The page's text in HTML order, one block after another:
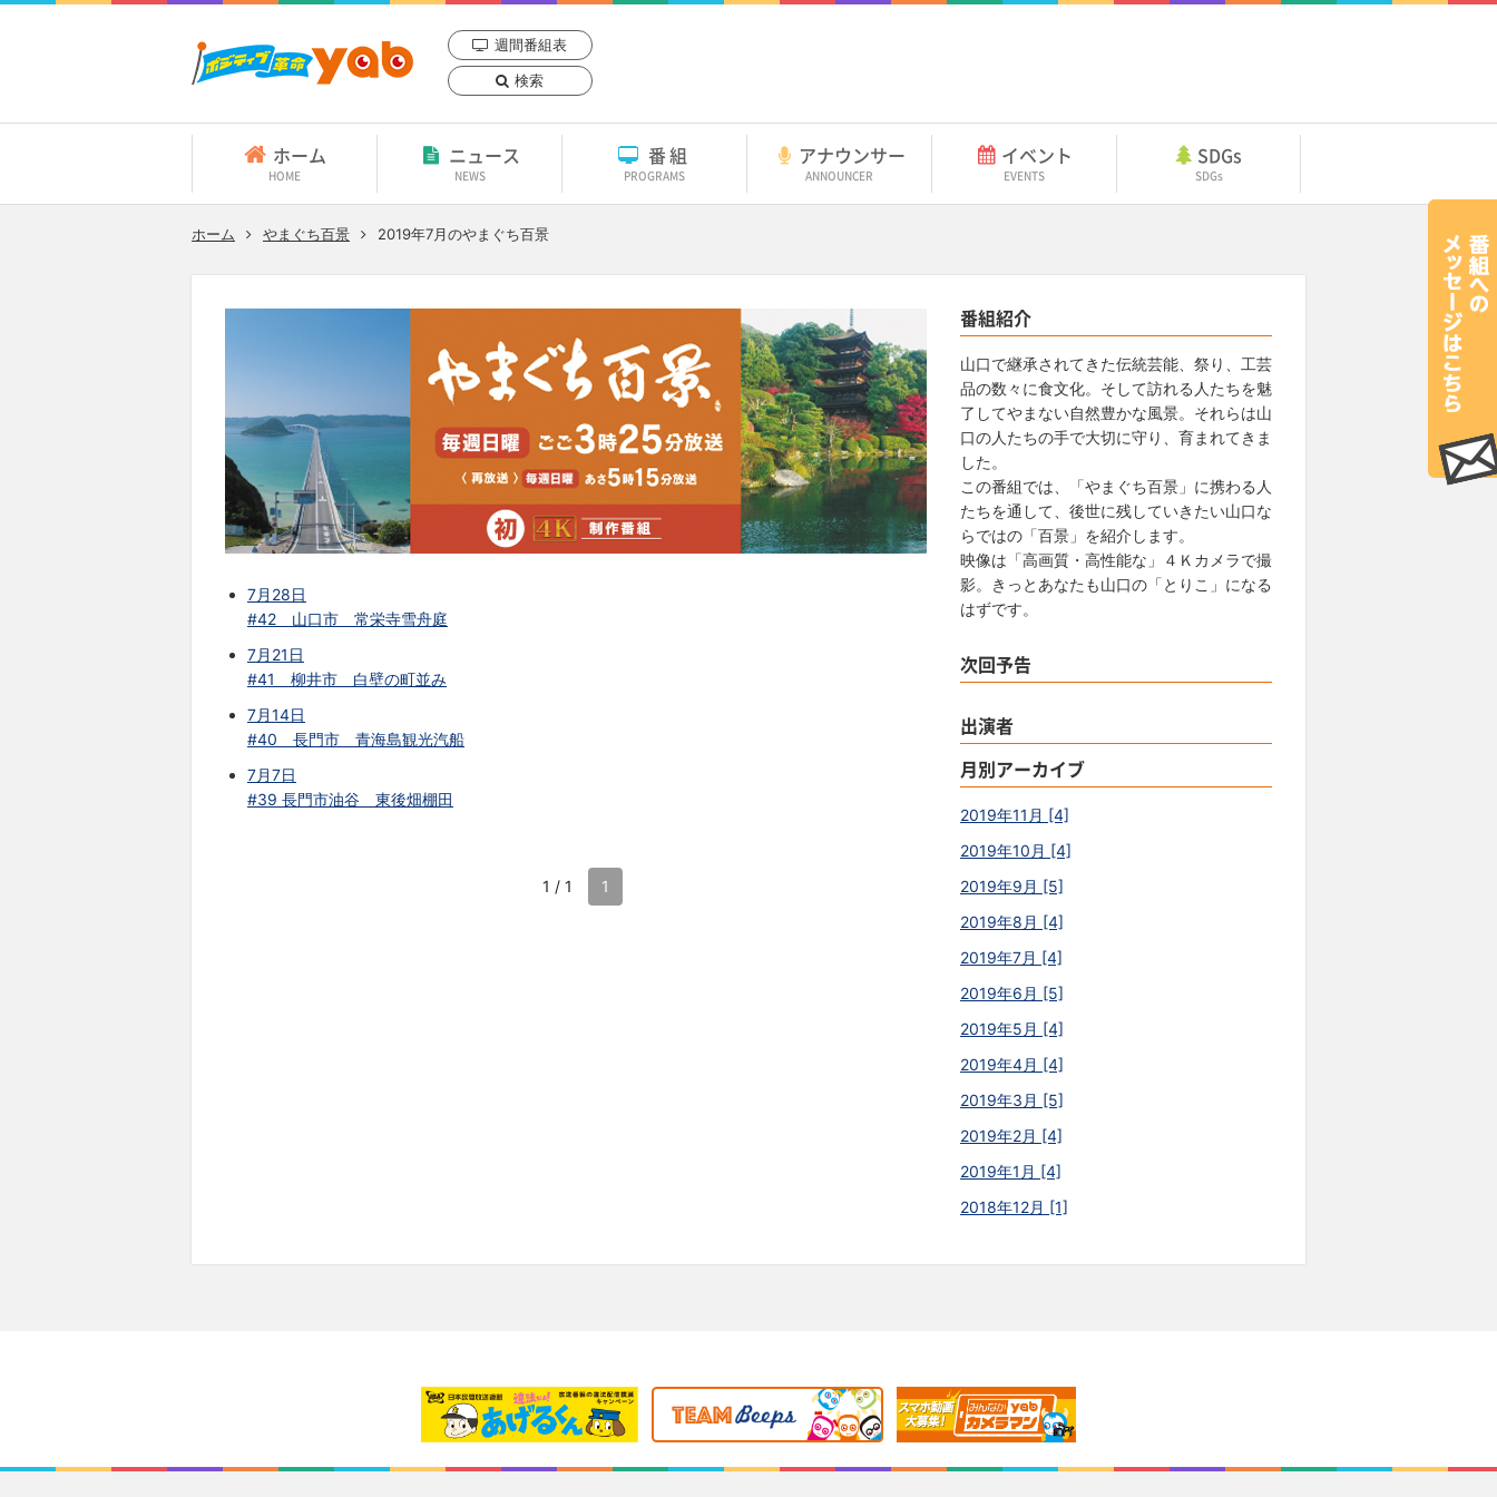
週間番組表
検索
ホーム
HOME
ニュース
NEWS
番組
PROGRAMS
アナウンサー
ANNOUNCER
イベント
EVENTS
SDGs
SDGs
ホーム やまぐち百景 2019年7月のやまぐち百景
7月28日
#42 山口市 常栄寺雪舟庭
7月21日
#41 柳井市 白壁の町並み
7月14日
#40 長門市 青海島観光汽船
7月7日
#39 長門市油谷 東後畑棚田
1 / 1 1
番組紹介
山口で継承されてきた伝統芸能、祭り、工芸
品の数々に食文化。そして訪れる人たちを魅
了してやまない自然豊かな風景。それらは山
口の人たちの手で大切に守り、育まれてきま
した。
この番組では、「やまぐち百景」に携わる人
たちを通して、後世に残していきたい山口な
らではの「百景」を紹介します。
映像は「高画質・高性能な」４Ｋカメラで撮
影。きっとあなたも山口の「とりこ」になる
はずです。
次回予告
出演者
月別アーカイブ
2019年11月 [4]
2019年10月 [4]
2019年9月 [5]
2019年8月 [4]
2019年7月 [4]
2019年6月 [5]
2019年5月 [4]
2019年4月 [4]
2019年3月 [5]
2019年2月 [4]
2019年1月 [4]
2018年12月 [1]